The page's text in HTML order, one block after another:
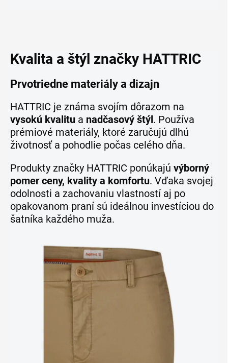
Kvalita a štýl značky HATTRIC
Prvotriedne materiály a dizajn
HATTRIC je známa svojím dôrazom na
vysokú kvalitu a nadčasový štýl. Používa
prémiové materiály, ktoré zaručujú dlhú
životnosť a pohodlie počas celého dňa.
Produkty značky HATTRIC ponúkajú výborný
pomer ceny, kvality a komfortu. Vďaka svojej
odolnosti a zachovaniu vlastností aj po
opakovanom praní sú ideálnou investíciou do
šatníka každého muža.